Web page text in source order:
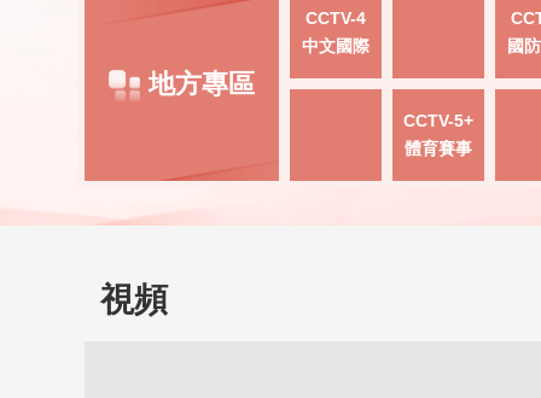
地方專區
CCTV-4
中文國際
國
CCTV-5+
體育賽事
視頻